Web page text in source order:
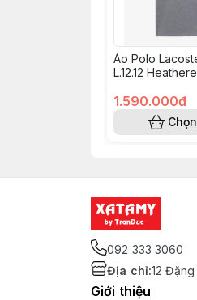
Áo Polo
L.12.12
1.590.000đ
092 333 3060
Địa chỉ:12
Giới thiệu